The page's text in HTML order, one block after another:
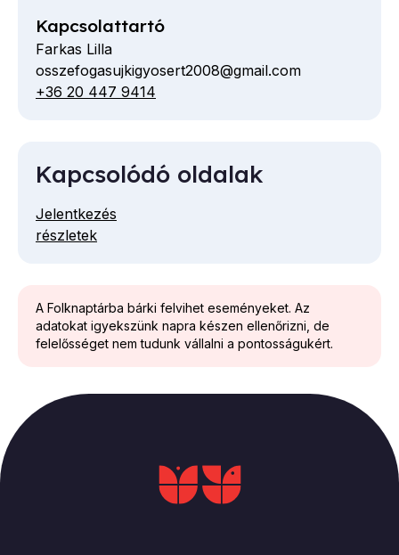
A Folknaptárba bárki felvihet eseményeket. Az
adatokat igyekszünk napra készen ellenőrizni, de
felelősséget nem tudunk vállalni a pontosságukért.
Kapcsolattartó
Farkas Lilla
E-
mail
osszefogasujkigyosert2008@gmail.com
Telefon
+36 20 447 9414
Kapcsolódó oldalak
Jelentkezés
részletek